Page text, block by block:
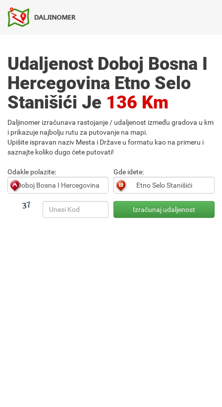
Udaljenost Doboj Bosna I
Hercegovina Etno Selo
Stanišići Je 136 Km
Daljinomer izračunava rastojanje / udaljenost između gradova u km
i prikazuje najbolju rutu za putovanje na mapi.
Upišite ispravan naziv Mesta i Države u formatu kao na primeru i
saznajte koliko dugo ćete putovati!
Odakle polazite: Gde idete: